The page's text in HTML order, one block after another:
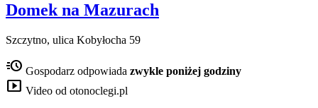
Domek na Mazurach
Szczytno, ulica Kobyłocha 59
acute Gospodarz odpowiada zwykle poniżej godziny
smart_display Video od otonoclegi.pl